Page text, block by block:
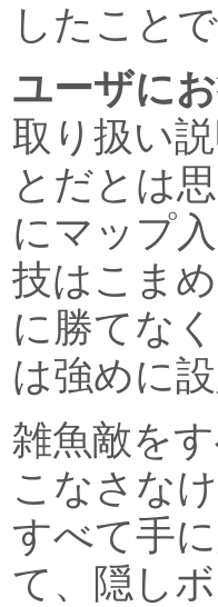
したこと
ユーザに
取り扱い
とだとは
にマップ
技はこま
に勝てな
は強めに
雑魚敵を
こなさな
すべて手
て、隠し